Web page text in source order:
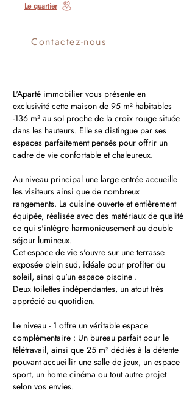
Le quartier
Contactez-nous
L'Aparté immobilier vous présente en
exclusivité cette maison de 95 m² habitables
-136 m² au sol proche de la croix rouge située
dans les hauteurs. Elle se distingue par ses
espaces parfaitement pensés pour offrir un
cadre de vie confortable et chaleureux.
Au niveau principal une large entrée accueille
les visiteurs ainsi que de nombreux
rangements. La cuisine ouverte et entièrement
équipée, réalisée avec des matériaux de qualité
ce qui s'intègre harmonieusement au double
séjour lumineux.
Cet espace de vie s'ouvre sur une terrasse
exposée plein sud, idéale pour profiter du
soleil, ainsi qu'un espace piscine .
Deux toilettes indépendantes, un atout très
apprécié au quotidien.
Le niveau - 1 offre un véritable espace
complémentaire : Un bureau parfait pour le
télétravail, ainsi que 25 m² dédiés à la détente
pouvant accueillir une salle de jeux, un espace
sport, un home cinéma ou tout autre projet
selon vos envies.